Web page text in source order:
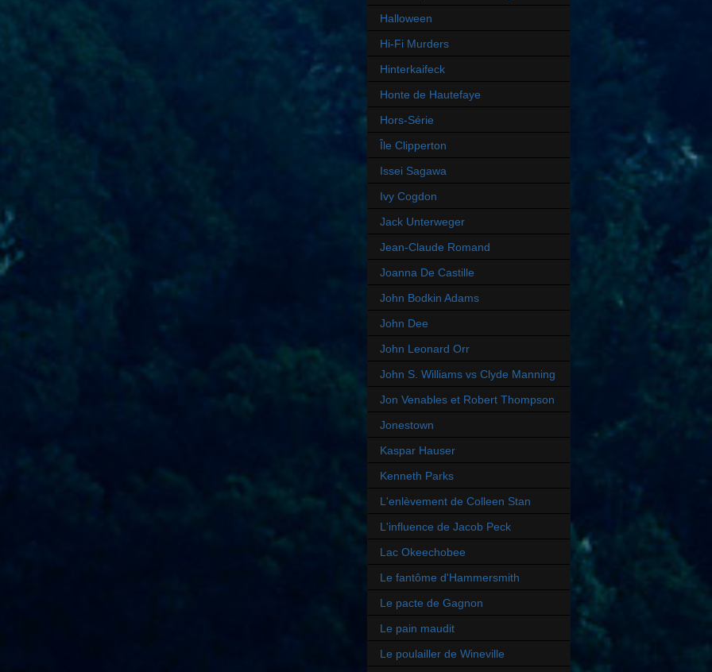
Halloween
Hi-Fi Murders
Hinterkaifeck
Honte de Hautefaye
Hors-Série
Île Clipperton
Issei Sagawa
Ivy Cogdon
Jack Unterweger
Jean-Claude Romand
Joanna De Castille
John Bodkin Adams
John Dee
John Leonard Orr
John S. Williams vs Clyde Manning
Jon Venables et Robert Thompson
Jonestown
Kaspar Hauser
Kenneth Parks
L'enlèvement de Colleen Stan
L'influence de Jacob Peck
Lac Okeechobee
Le fantôme d'Hammersmith
Le pacte de Gagnon
Le pain maudit
Le poulailler de Wineville